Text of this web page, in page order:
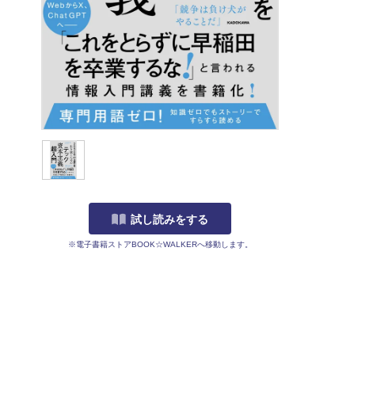
試し読みをする
※電子書籍ストアBOOK☆WALKERへ移動します。